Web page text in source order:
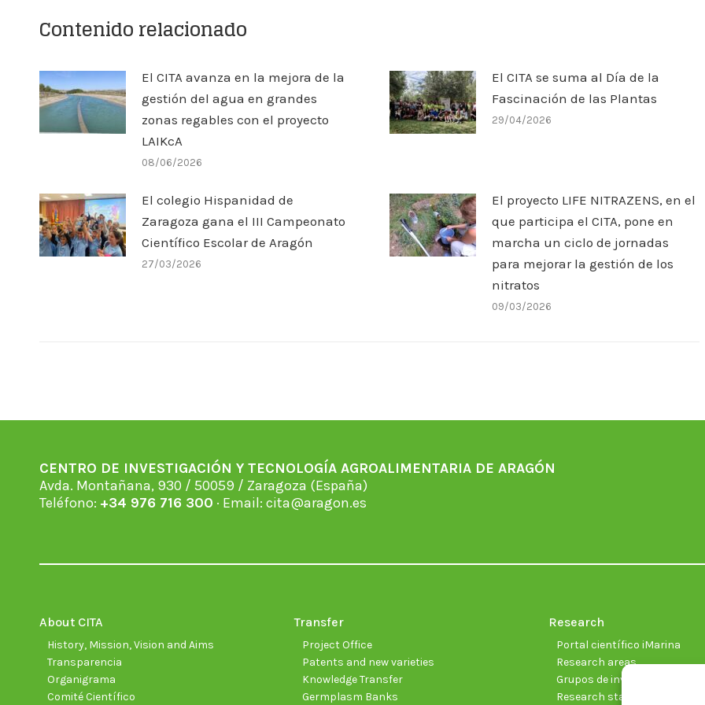
Contenido relacionado
El CITA avanza en la mejora de la
gestión del agua en grandes
zonas regables con el proyecto
LAIKcA
08/06/2026
El CITA se suma al Día de la
Fascinación de las Plantas
29/04/2026
El colegio Hispanidad de
Zaragoza gana el III Campeonato
Científico Escolar de Aragón
27/03/2026
El proyecto LIFE NITRAZENS, en el
que participa el CITA, pone en
marcha un ciclo de jornadas
para mejorar la gestión de los
nitratos
09/03/2026
CENTRO DE INVESTIGACIÓN Y TECNOLOGÍA AGROALIMENTARIA DE ARAGÓN
Avda. Montañana, 930 / 50059 / Zaragoza (España)
Teléfono: +34 976 716 300 · Email: cita@aragon.es
About CITA
History, Mission, Vision and Aims
Transparencia
Organigrama
Comité Científico
Transfer
Project Office
Patents and new varieties
Knowledge Transfer
Germplasm Banks
Research
Portal científico iMarina
Research areas
Grupos de investigación
Research staff